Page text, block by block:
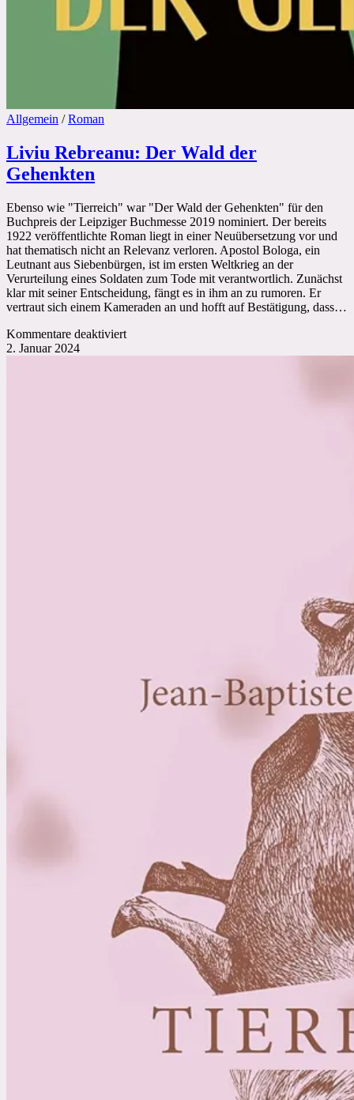
Allgemein /Roman
Liviu Rebreanu: Der Wald der
Gehenkten
Ebenso wie "Tierreich" war "Der Wald der Gehenkten" für den
Buchpreis der Leipziger Buchmesse 2019 nominiert. Der bereits
1922 veröffentlichte Roman liegt in einer Neuübersetzung vor und
hat thematisch nicht an Relevanz verloren. Apostol Bologa, ein
Leutnant aus Siebenbürgen, ist im ersten Weltkrieg an der
Verurteilung eines Soldaten zum Tode mit verantwortlich. Zunächst
klar mit seiner Entscheidung, fängt es in ihm an zu rumoren. Er
vertraut sich einem Kameraden an und hofft auf Bestätigung, dass…
Kommentare deaktiviertfür
2. Januar 2024